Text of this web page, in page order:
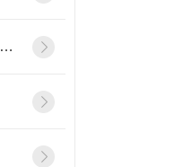
MOS管模块/场效应管模块